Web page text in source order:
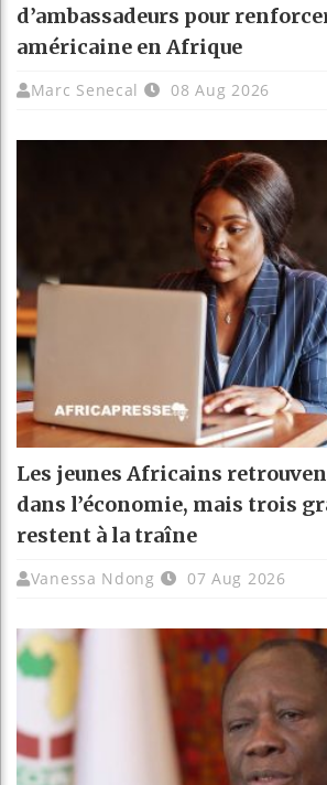
d’ambassadeurs pour
américaine en Afrique
Marc Senecal 08 Aug 2026
Les jeunes Africains
dans l’économie, mais trois
restent à la traîne
Vanessa Ndong 07 Aug 2026